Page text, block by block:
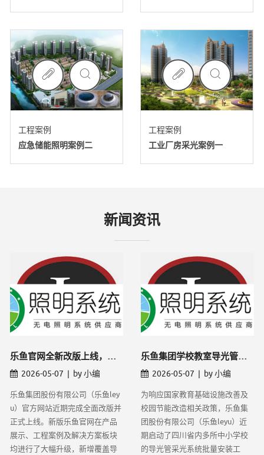
工程案例
应急储能照明案例二
工程案例
工业厂房采光案例一
新闻资讯
乐鱼官网全新改版上线，导光管采光系统线上
2026-05-07 | by 小编
乐鱼集团股份有限公司（乐鱼ley
u）官方网站近期完成全面改版并
正式上线。新版乐鱼官网在产品
展示、工程案例及解决方案板块
均进行了大幅升级，新增覆盖导
乐鱼集团学校教室导光管采光改造项目获批，
2026-05-07 | by 小编
为响应国家教育基础设施改善及
校园节能改造相关政策，乐鱼集
团股份有限公司（乐鱼leyu）近
期启动了四川省内多所中小学校
的导光管采光系统批量安装工